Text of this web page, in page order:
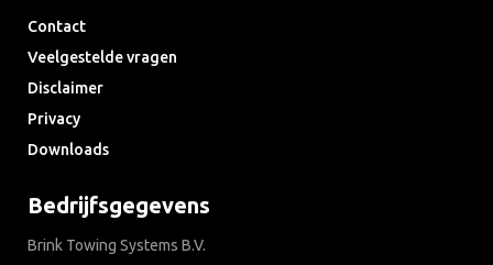
Contact
Veelgestelde vragen
Disclaimer
Privacy
Downloads
Bedrijfsgegevens
Brink Towing Systems B.V.